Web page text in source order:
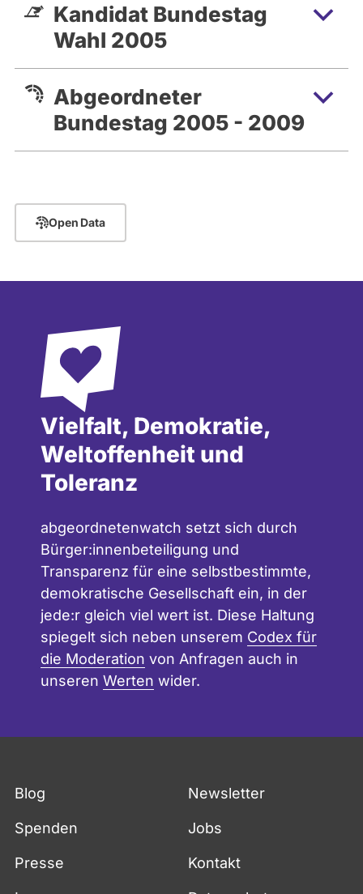
Kandidat Bundestag
Wahl 2005
Abgeordneter
Bundestag 2005 - 2009
Open Data
Vielfalt, Demokratie,
Weltoffenheit und
Toleranz
abgeordnetenwatch setzt sich durch
Bürger:innenbeteiligung und
Transparenz für eine selbstbestimmte,
demokratische Gesellschaft ein, in der
jede:r gleich viel wert ist. Diese Haltung
spiegelt sich neben unserem Codex für
die Moderation von Anfragen auch in
unseren Werten wider.
Blog Newsletter
Spenden Jobs
Presse Kontakt